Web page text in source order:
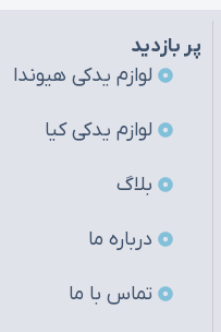
پر بازدید
لوازم یدکی هیوندا
لوازم یدکی کیا
بلاگ
درباره ما
تماس با ما